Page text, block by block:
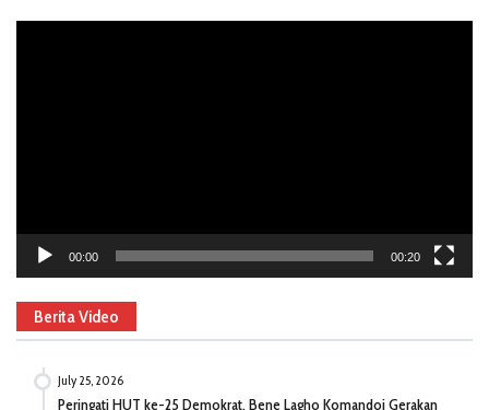
00:00 00:20
Berita Video
July 25, 2026
Peringati HUT ke-25 Demokrat, Bene Lagho Komandoi Gerakan